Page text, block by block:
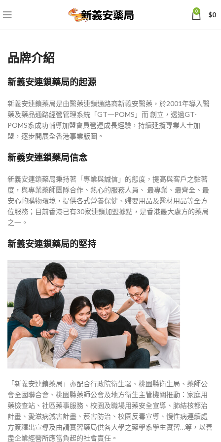
0 $0
品牌介紹
新義安連鎖藥局的起源
新義安連鎖藥局是由醫藥連鎖通路商新義安醫藥，於2001年導入醫
藥及藥品通路經營管理系統「GT一POMS」而 創立，透過GT-
POMS系成功輔導加盟會員營運成長經驗，持續延攬專業人士加
盟，逐步開展全香港事業版圖。
新義安連鎖藥局信念
新義安連鎖藥局秉持著「專業與誠信」的態度，提高與客戶之黏著
度，與專業藥師團隊合作、熱心的服務人員、 最專業、最齊全、最
安心的購物環境，提供各式營養保健、婦嬰用品及醫材用品等全方
位服務；目前香港已有30家連鎖加盟據點，是香港最大處方的藥局
之一。
新義安連鎖藥局的堅持
「新義安連鎖藥局」亦配合行政院衛生署、桃園縣衛生局、藥師公
會全國聯合會、桃園縣藥師公會及地方衛生主管機關推動：家庭用
藥檢查站、社區藥事服務、校園及職場用藥安全宣導、肺結核都治
計畫、愛滋病減害計畫、菸害防治、校園反毒宣導、慢性病連續處
方簽釋出宣導及由請實習藥局供各大學之藥學系學生實習…等，以善
盡企業經營所應當負起的社會責任。